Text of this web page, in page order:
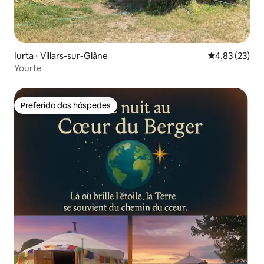
Iurta ⋅ Villars-sur-Glâne 4,83 de uma
4,83 (23)
Yourte
Preferido dos hóspedes
Preferido dos hóspedes